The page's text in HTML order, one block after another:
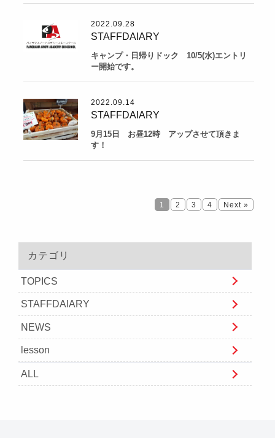
2022.09.28
STAFFDAIARY
キャンプ・日帰りドック 10/5(水)エントリ
ー開始です。
2022.09.14
STAFFDAIARY
9月15日 お昼12時 アップさせて頂きま
す！
1 2 3 4 Next »
カテゴリ
TOPICS
STAFFDAIARY
NEWS
lesson
ALL